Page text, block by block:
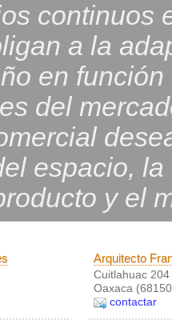
continuos
a la
en
del
espacio,
y el
Arquitecto
Cuitlahuac
Oaxaca
contactar